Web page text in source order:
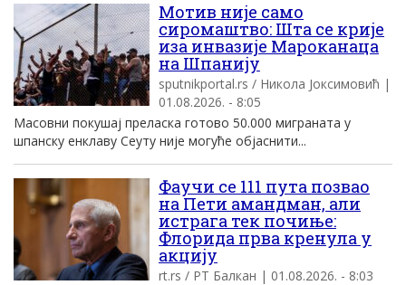
Мотив није само
сиромаштво: Шта се крије
иза инвазије Мароканаца
на Шпанију
sputnikportal.rs / Никола Јоксимовић |
01.08.2026. - 8:05
Масовни покушај преласка готово 50.000 миграната у
шпанску енклаву Сеуту није могуће објаснити...
Фаучи се 111 пута позвао
на Пети амандман, али
истрага тек почиње:
Флорида прва кренула у
акцију
rt.rs / РТ Балкан | 01.08.2026. - 8:03